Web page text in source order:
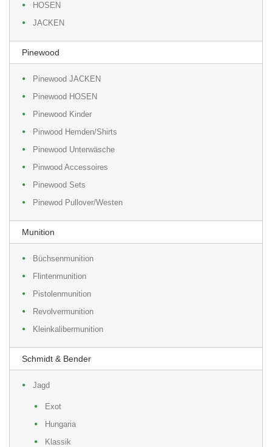
HOSEN
JACKEN
Pinewood
Pinewood JACKEN
Pinewood HOSEN
Pinewood Kinder
Pinwood Hemden/Shirts
Pinewood Unterwäsche
Pinwood Accessoires
Pinewood Sets
Pinewod Pullover/Westen
Munition
Büchsenmunition
Flintenmunition
Pistolenmunition
Revolvermunition
Kleinkalibermunition
Schmidt & Bender
Jagd
Exot
Hungaria
Klassik